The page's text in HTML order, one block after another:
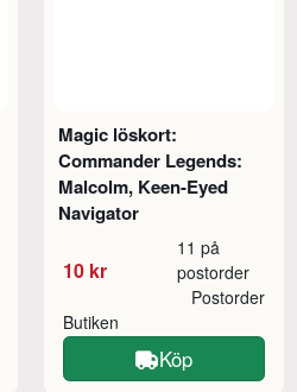
Magic löskort:
Commander Legends:
Malcolm, Keen-Eyed
Navigator
10 kr
11 på
postorder
Butiken
Postorder
Köp